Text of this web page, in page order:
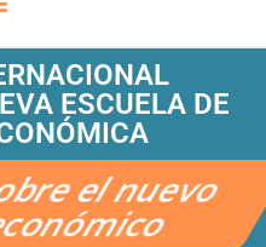
ESCUELA DE
el nuevo